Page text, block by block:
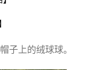
子上的绒球球。